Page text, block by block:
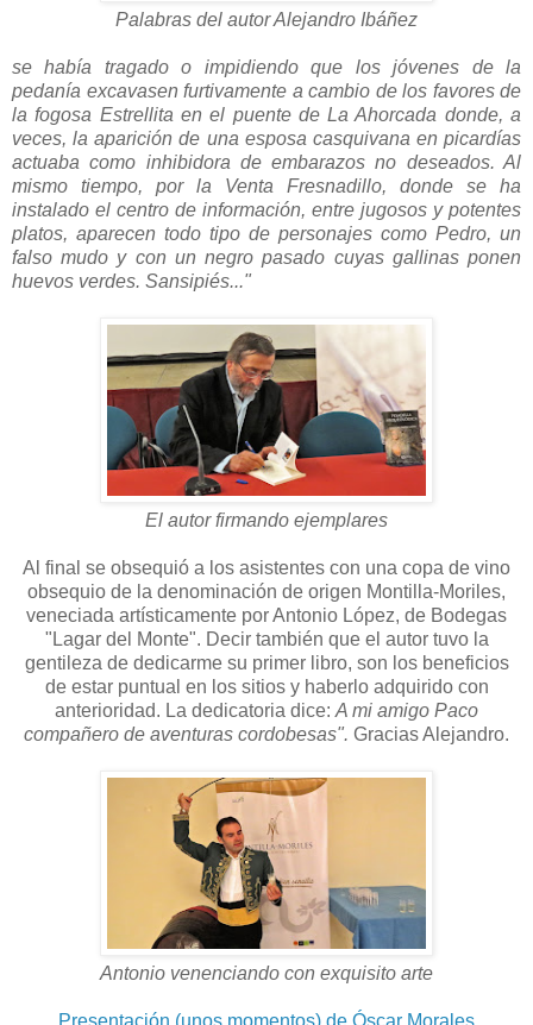
Palabras del autor Alejandro Ibáñez
se había tragado o impidiendo que los jóvenes de la
pedanía excavasen furtivamente a cambio de los favores de
la fogosa Estrellita en el puente de La Ahorcada donde, a
veces, la aparición de una esposa casquivana en picardías
actuaba como inhibidora de embarazos no deseados. Al
mismo tiempo, por la Venta Fresnadillo, donde se ha
instalado el centro de información, entre jugosos y potentes
platos, aparecen todo tipo de personajes como Pedro, un
falso mudo y con un negro pasado cuyas gallinas ponen
huevos verdes. Sansipiés..."
El autor firmando ejemplares
Al final se obsequió a los asistentes con una copa de vino
obsequio de la denominación de origen Montilla-Moriles,
veneciada artísticamente por Antonio López, de Bodegas
"Lagar del Monte". Decir también que el autor tuvo la
gentileza de dedicarme su primer libro, son los beneficios
de estar puntual en los sitios y haberlo adquirido con
anterioridad. La dedicatoria dice: A mi amigo Paco
compañero de aventuras cordobesas". Gracias Alejandro.
Antonio venenciando con exquisito arte
Presentación (unos momentos) de Óscar Morales